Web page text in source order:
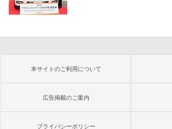
本サイトのご利用について
広告掲載のご案内
プライバシーポリシー